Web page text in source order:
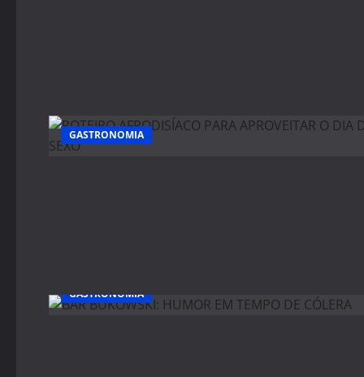
GASTRONOMIA
GASTRONOMIA